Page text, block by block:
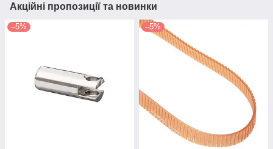
Акційні пропозиції та новинки
–5% –5%